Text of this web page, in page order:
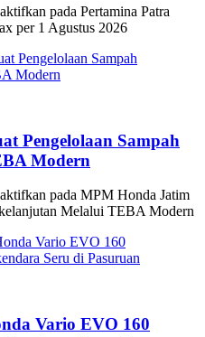
pada Pertamina Patra
per 1 Agustus 2026
Pengelolaan Sampah
Modern
pada MPM Honda Jatim
Melalui TEBA Modern
Vario EVO 160